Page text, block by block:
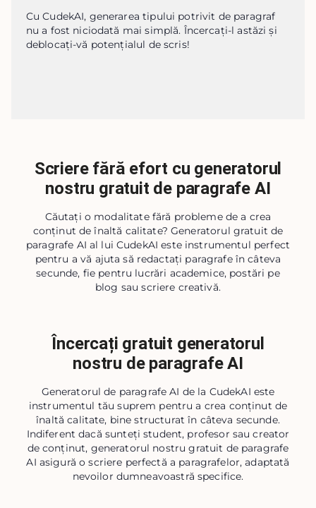
Cu CudekAI, generarea tipului potrivit de paragraf
nu a fost niciodată mai simplă. Încercați-l astăzi și
deblocați-vă potențialul de scris!
Scriere fără efort cu generatorul
nostru gratuit de paragrafe AI
Căutați o modalitate fără probleme de a crea
conținut de înaltă calitate? Generatorul gratuit de
paragrafe AI al lui CudekAI este instrumentul perfect
pentru a vă ajuta să redactați paragrafe în câteva
secunde, fie pentru lucrări academice, postări pe
blog sau scriere creativă.
Încercați gratuit generatorul
nostru de paragrafe AI
Generatorul de paragrafe AI de la CudekAI este
instrumentul tău suprem pentru a crea conținut de
înaltă calitate, bine structurat în câteva secunde.
Indiferent dacă sunteți student, profesor sau creator
de conținut, generatorul nostru gratuit de paragrafe
AI asigură o scriere perfectă a paragrafelor, adaptată
nevoilor dumneavoastră specifice.